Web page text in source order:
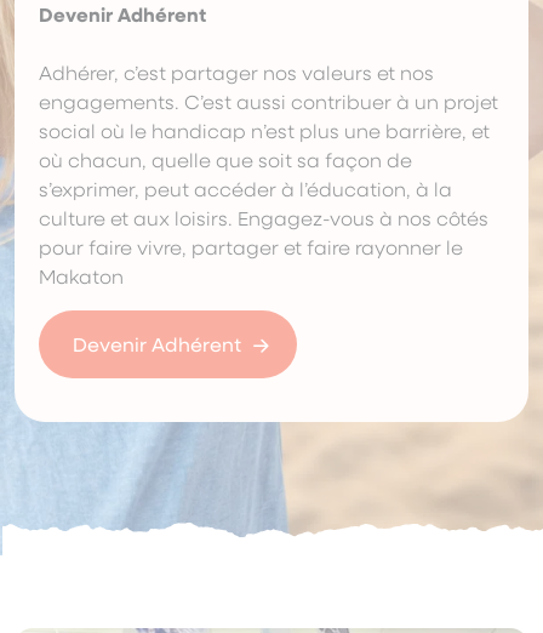
Devenir Adhérent
Adhérer, c’est partager nos valeurs et nos
engagements. C’est aussi contribuer à un projet
social où le handicap n’est plus une barrière, et
où chacun, quelle que soit sa façon de
s’exprimer, peut accéder à l’éducation, à la
culture et aux loisirs. Engagez-vous à nos côtés
pour faire vivre, partager et faire rayonner le
Makaton
Devenir Adhérent